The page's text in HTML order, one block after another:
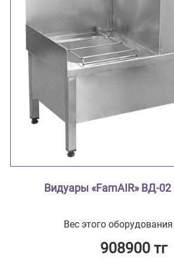
Видуары «FamAIR» ВД-
Вес этого
908900 тг